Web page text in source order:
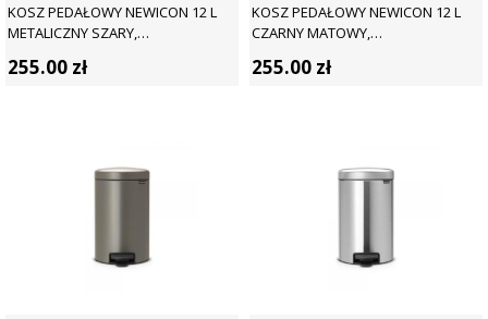
KOSZ PEDAŁOWY NEWICON 12 L
METALICZNY SZARY,
BRABANTIA
255.00 zł
KOSZ PEDAŁOWY NEWICON 12 L
CZARNY MATOWY,
BRABANTIA
255.00 zł